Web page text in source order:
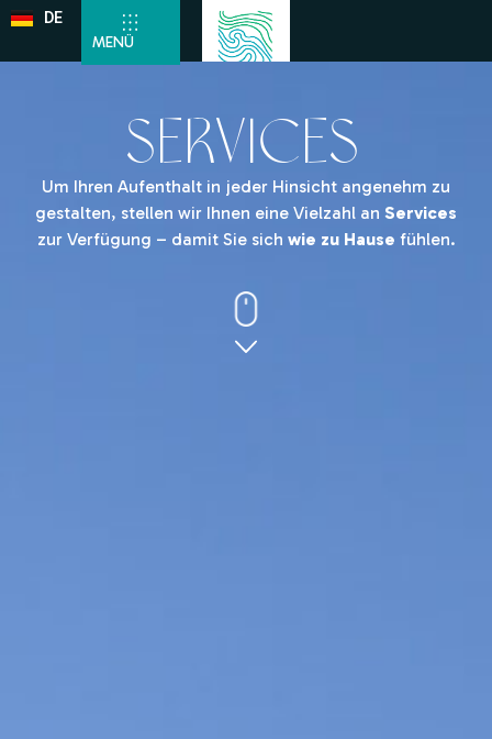
DE
EN
MENÜ
SERVICES
Um Ihren Aufenthalt in jeder Hinsicht angenehm zu
gestalten, stellen wir Ihnen eine Vielzahl an Services
zur Verfügung – damit Sie sich wie zu Hause fühlen.